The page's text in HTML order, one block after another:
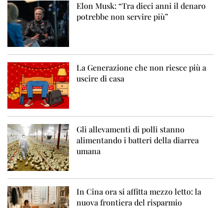
Elon Musk: “Tra dieci anni il denaro
potrebbe non servire più”
La Generazione che non riesce più a
uscire di casa
Gli allevamenti di polli stanno
alimentando i batteri della diarrea
umana
In Cina ora si affitta mezzo letto: la
nuova frontiera del risparmio